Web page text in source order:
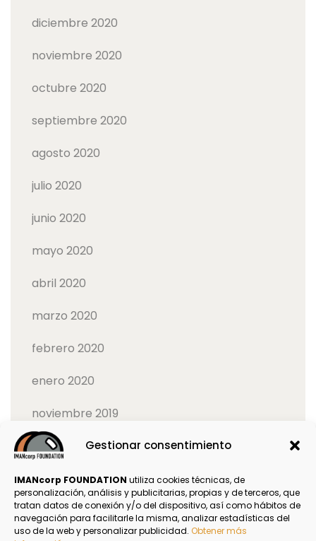
Gestionar consentimiento
IMANcorp FOUNDATION utiliza cookies técnicas, de
personalización, análisis y publicitarias, propias y de terceros, que
tratan datos de conexión y/o del dispositivo, así como hábitos de
navegación para facilitarle la misma, analizar estadísticas del
uso de la web y personalizar publicidad. Obtener más
diciembre 2020
noviembre 2020
octubre 2020
septiembre 2020
agosto 2020
julio 2020
junio 2020
mayo 2020
abril 2020
marzo 2020
febrero 2020
enero 2020
noviembre 2019
octubre 2019
Política de Privacidad